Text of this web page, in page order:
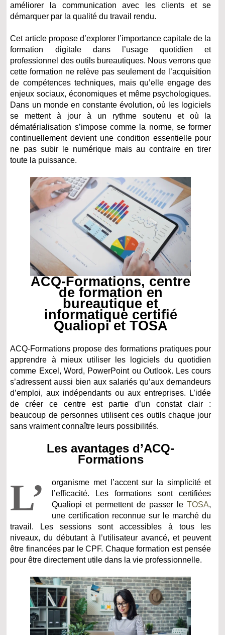
améliorer la communication avec les clients et se
démarquer par la qualité du travail rendu.
Cet article propose d’explorer l’importance capitale de la
formation digitale dans l’usage quotidien et
professionnel des outils bureautiques. Nous verrons que
cette formation ne relève pas seulement de l’acquisition
de compétences techniques, mais qu’elle engage des
enjeux sociaux, économiques et même psychologiques.
Dans un monde en constante évolution, où les logiciels
se mettent à jour à un rythme soutenu et où la
dématérialisation s’impose comme la norme, se former
continuellement devient une condition essentielle pour
ne pas subir le numérique mais au contraire en tirer
toute la puissance.
ACQ-Formations, centre
de formation en
bureautique et
informatique certifié
Qualiopi et TOSA
ACQ-Formations propose des formations pratiques pour
apprendre à mieux utiliser les logiciels du quotidien
comme Excel, Word, PowerPoint ou Outlook. Les cours
s’adressent aussi bien aux salariés qu’aux demandeurs
d’emploi, aux indépendants ou aux entreprises. L’idée
de créer ce centre est partie d’un constat clair :
beaucoup de personnes utilisent ces outils chaque jour
sans vraiment connaître leurs possibilités.
Les avantages d’ACQ-
Formations
L’
organisme met l’accent sur la simplicité et
l’efficacité. Les formations sont certifiées
Qualiopi et permettent de passer leTOSA,
une certification reconnue sur le marché du
travail. Les sessions sont accessibles à tous les
niveaux, du débutant à l’utilisateur avancé, et peuvent
être financées par le CPF. Chaque formation est pensée
pour être directement utile dans la vie professionnelle.